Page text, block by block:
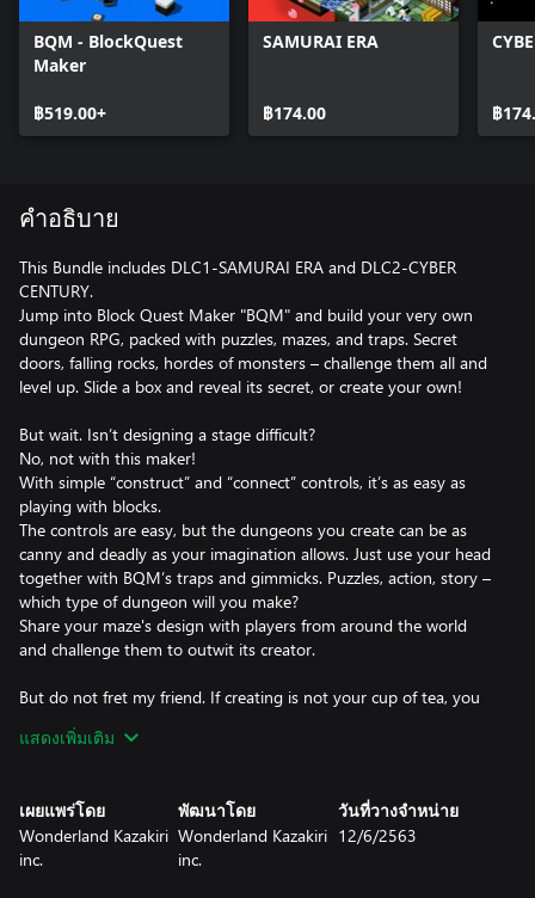
BQM - BlockQuest
Maker
฿519.00+
SAMURAI ERA
฿174.00 ฿
คำอธิบาย
This Bundle includes DLC1-SAMURAI ERA and DLC2-CYBER
CENTURY.
Jump into Block Quest Maker "BQM" and build your very own
dungeon RPG, packed with puzzles, mazes, and traps. Secret
doors, falling rocks, hordes of monsters – challenge them all and
level up. Slide a box and reveal its secret, or create your own!
But wait. Isn’t designing a stage difficult?
No, not with this maker!
With simple “construct” and “connect” controls, it’s as easy as
playing with blocks.
The controls are easy, but the dungeons you create can be as
canny and deadly as your imagination allows. Just use your head
together with BQM’s traps and gimmicks. Puzzles, action, story –
which type of dungeon will you make?
Share your maze's design with players from around the world
and challenge them to outwit its creator.
But do not fret my friend. If creating is not your cup of tea, you
dungeons. All kinds of mazes are waiting for you. Use items like
bombs, arrows, and magic wands to reveal every secret.
แสดงเพิ่มเติม
เผยแพร่โดย
Wonderland Kazakiri
inc.
พัฒนาโดย
Wonderland Kazakiri
inc.
วันที่วางจำหน่าย
12/6/2563